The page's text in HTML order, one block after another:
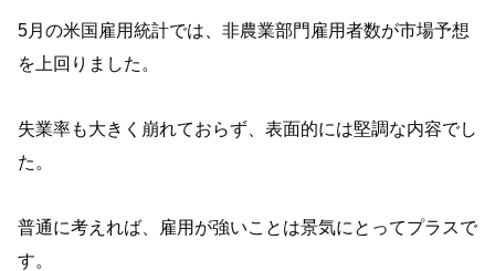
5月の米国雇用統計では、非農業部門雇用者数が市場予想
を上回りました。
失業率も大きく崩れておらず、表面的には堅調な内容でし
た。
普通に考えれば、雇用が強いことは景気にとってプラスで
す。